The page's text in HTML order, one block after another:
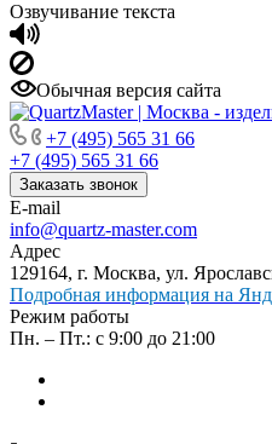
Озвучивание текста
Обычная версия сайта
+7 (495) 565 31 66
+7 (495) 565 31 66
Заказать звонок
E-mail
info@quartz-master.com
Адрес
129164, г. Москва, ул.
Подробная информация на
Режим работы
Пн. – Пт.: с 9:00 до 21:00